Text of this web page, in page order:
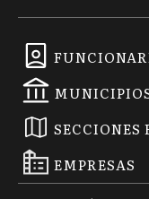
SECCIONES
EMPRESAS